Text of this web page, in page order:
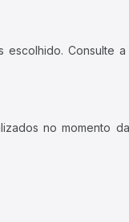
Consulte a
no momento